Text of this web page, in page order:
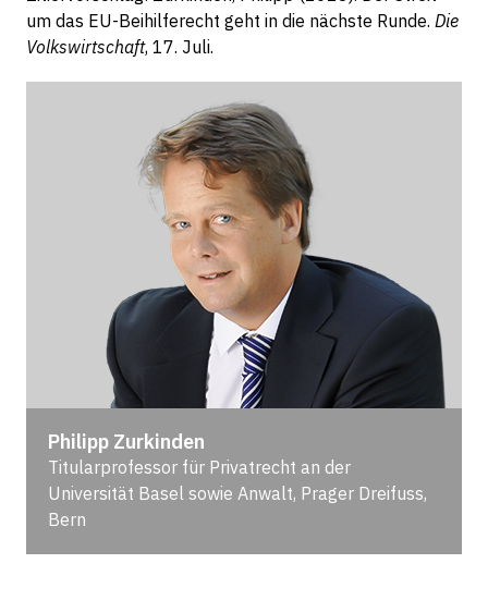
um das EU-Beihilferecht geht in die nächste Runde. Die
Volkswirtschaft, 17. Juli.
Philipp Zurkinden
Titularprofessor für Privatrecht an der
Universität Basel sowie Anwalt, Prager Dreifuss,
Bern